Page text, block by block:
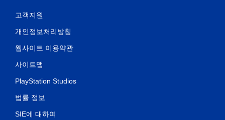
고객지원
개인정보처리방침
웹사이트 이용약관
사이트맵
PlayStation Studios
법률 정보
SIE에 대하여